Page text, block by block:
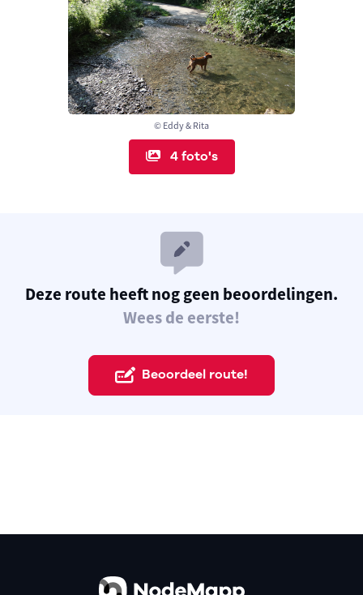
© Eddy & Rita
4 foto's
Deze route heeft nog geen beoordelingen.
Wees de eerste!
Beoordeel route!